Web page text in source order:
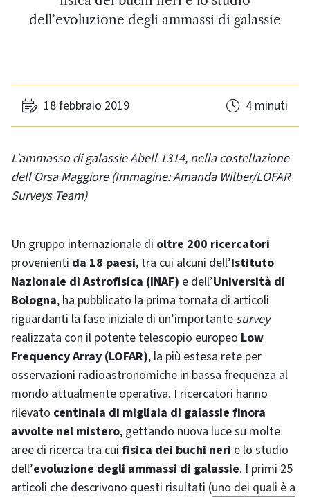
dell’evoluzione degli ammassi di galassie
18 febbraio 2019 4 minuti
L'ammasso di galassie Abell 1314, nella costellazione
dell’Orsa Maggiore (Immagine: Amanda Wilber/LOFAR
Surveys Team)
Un gruppo internazionale di oltre 200 ricercatori
provenienti da 18 paesi, tra cui alcuni dell’Istituto
Nazionale di Astrofisica (INAF) e dell’Università di
Bologna, ha pubblicato la prima tornata di articoli
riguardanti la fase iniziale di un’importante survey
realizzata con il potente telescopio europeo Low
Frequency Array (LOFAR), la più estesa rete per
osservazioni radioastronomiche in bassa frequenza al
mondo attualmente operativa. I ricercatori hanno
rilevato centinaia di migliaia di galassie finora
avvolte nel mistero, gettando nuova luce su molte
aree di ricerca tra cui fisica dei buchi neri e lo studio
dell’evoluzione degli ammassi di galassie. I primi 25
articoli che descrivono questi risultati (uno dei quali è a